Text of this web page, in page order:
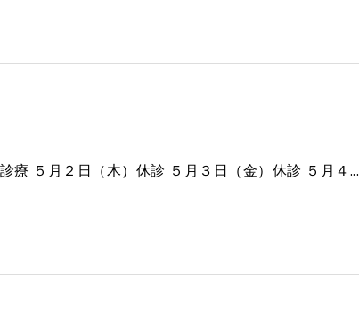
療 ５月２日（木）休診 ５月３日（金）休診 ５月４...